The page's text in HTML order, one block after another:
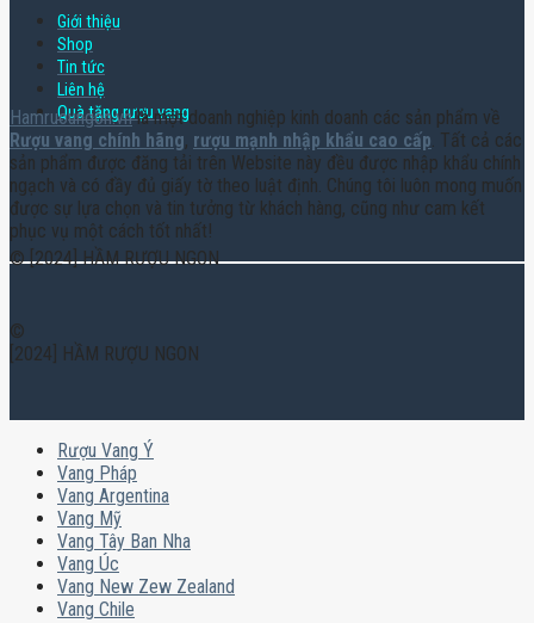
Giới thiệu
Shop
Tin tức
Liên hệ
Quà tặng rượu vang
Hamruoungon.vnlà một doanh nghiệp kinh doanh các sản phẩm về
Rượu vang chính hãng, rượu mạnh nhập khẩu cao cấp. Tất cả các
sản phẩm được đăng tải trên Website này đều được nhập khẩu chính
ngạch và có đầy đủ giấy tờ theo luật định. Chúng tôi luôn mong muốn
được sự lựa chọn và tin tưởng từ khách hàng, cũng như cam kết
phục vụ một cách tốt nhất!
© [2024] HẦM RƯỢU NGON
©
[2024] HẦM RƯỢU NGON
Rượu Vang Ý
Vang Pháp
Vang Argentina
Vang Mỹ
Vang Tây Ban Nha
Vang Úc
Vang New Zew Zealand
Vang Chile